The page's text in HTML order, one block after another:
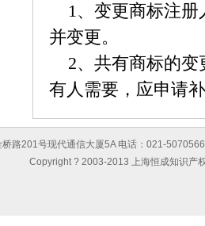
1、变更商标注册
并变更。
2、共有商标的变
有人需要，应申请
桥路201号现代通信大厦5A 电话：021-
Copyright ? 2003-2013 上海恒成知识